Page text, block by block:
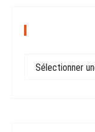
Sélectionner